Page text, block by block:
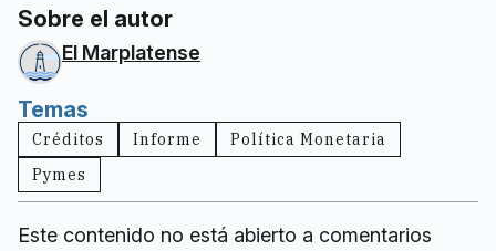
Sobre el autor
El Marplatense
Temas
Créditos Informe
Política Monetaria
Pymes
Este contenido no está abierto a comentarios